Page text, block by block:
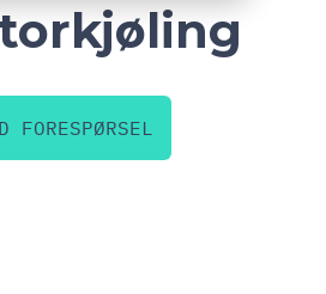
FORESPØRSEL